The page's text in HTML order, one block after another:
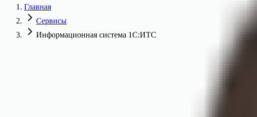
Главная
Сервисы
Информационная система 1С:ИТС